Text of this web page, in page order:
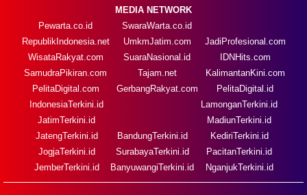
MEDIA NETWORK
Pewarta.co.id
RepublikIndonesia.net
WisataRakyat.com
SamudraPikiran.com
PelitaDigital.com
SwaraWarta.co.id
UmkmJatim.com
SuaraNasional.id
Tajam.net
GerbangRakyat.com
JadiProfesional.com
IDNHits.com
KalimantanKini.com
PelitaDigital.id
IndonesiaTerkini.id
JatimTerkini.id
JatengTerkini.id
JogjaTerkini.id
JemberTerkini.id
BandungTerkini.id
SurabayaTerkini.id
BanyuwangiTerkini.id
LamonganTerkini.id
MadiunTerkini.id
KediriTerkini.id
PacitanTerkini.id
NganjukTerkini.id